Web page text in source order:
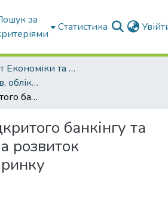
за
Статистика
Факультет Економіки та бізнесу
Кафедра Фінансів, обліку і оподаткування
Переваги відкритого банкінгу та його вплив на розвиток фінансового ринку
банкінгу та
розвиток